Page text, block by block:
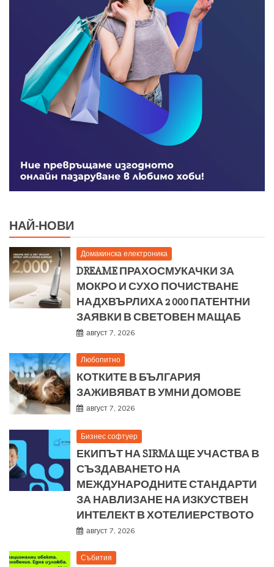
НАЙ-НОВИ
Домакинска електроника
DREAME ПРАХОСМУКАЧКИ ЗА
МОКРО И СУХО ПОЧИСТВАНЕ
НАДХВЪРЛИХА 2 000 ПАТЕНТНИ
ЗАЯВКИ В СВЕТОВЕН МАЩАБ
август 7, 2026
Любопитно
КОТКИТЕ В БЪЛГАРИЯ
ЗАЖИВЯВАТ В УМНИ ДОМОВЕ
август 7, 2026
Бизнес софтуер
ЕКИПЪТ НА SIRMA ЩЕ УЧАСТВА В
СЪЗДАВАНЕТО НА
МЕЖДУНАРОДНИТЕ СТАНДАРТИ
ЗА НАВЛИЗАНЕ НА ИЗКУСТВЕН
ИНТЕЛЕКТ В ХОТЕЛИЕРСТВОТО
август 7, 2026
Събития